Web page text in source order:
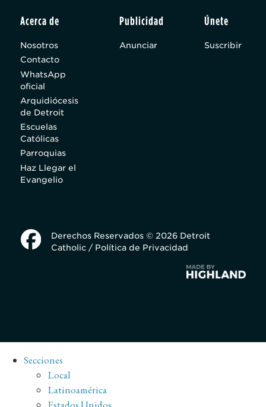
Acerca de
Nosotros
Contacto
WhatsApp
oficial
Arquidiócesis
de Detroit
Escuelas
Católicas
Parroquias
Haz Llegar el
Evangelio
Publicidad
Anunciar
Únete
Suscribir
Derechos Reservados © 2026 Detroit
Catholic / Política de Privacidad
Secciones
Local
Latinoamérica
Estados Unidos